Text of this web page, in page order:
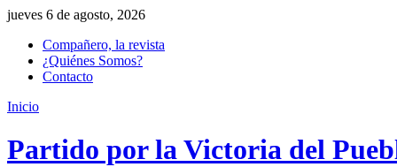
jueves 6 de agosto, 2026
Compañero, la revista
¿Quiénes Somos?
Contacto
Inicio
Partido por la Victoria del